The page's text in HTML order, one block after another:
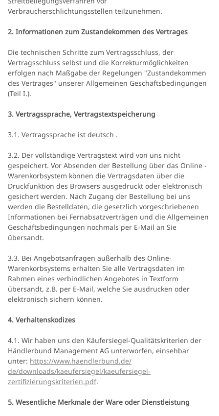
Verbraucherschlichtungsstellen teilzunehmen.
2. Informationen zum Zustandekommen des Vertrages
Die technischen Schritte zum Vertragsschluss, der
Vertragsschluss selbst und die Korrekturmöglichkeiten
erfolgen nach Maßgabe der Regelungen "Zustandekommen
des Vertrages" unserer Allgemeinen Geschäftsbedingungen
(Teil I.).
3. Vertragssprache, Vertragstextspeicherung
3.1. Vertragssprache ist deutsch .
3.2. Der vollständige Vertragstext wird von uns nicht
gespeichert. Vor Absenden der Bestellung über das Online -
Warenkorbsystem können die Vertragsdaten über die
Druckfunktion des Browsers ausgedruckt oder elektronisch
gesichert werden. Nach Zugang der Bestellung bei uns
werden die Bestelldaten, die gesetzlich vorgeschriebenen
Informationen bei Fernabsatzverträgen und die Allgemeinen
Geschäftsbedingungen nochmals per E-Mail an Sie
übersandt.
3.3. Bei Angebotsanfragen außerhalb des Online-
Warenkorbsystems erhalten Sie alle Vertragsdaten im
Rahmen eines verbindlichen Angebotes in Textform
übersandt, z.B. per E-Mail, welche Sie ausdrucken oder
elektronisch sichern können.
4. Verhaltenskodizes
4.1. Wir haben uns den Käufersiegel-Qualitätskriterien der
Händlerbund Management AG unterworfen, einsehbar
unter: https://www.haendlerbund.de/
de/downloads/kaeufersiegel/kaeufersiegel-
zertifizierungskriterien.pdf.
5. Wesentliche Merkmale der Ware oder Dienstleistung